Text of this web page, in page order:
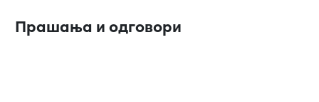
Прашања и одговори